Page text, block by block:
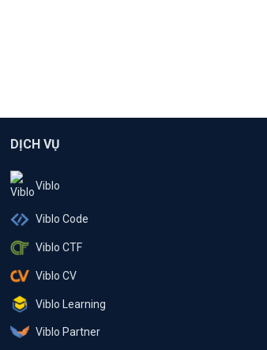
DỊCH VỤ
Viblo
Viblo Code
Viblo CTF
Viblo CV
Viblo Learning
Viblo Partner